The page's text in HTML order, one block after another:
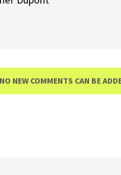
NEW COMMENTS CAN BE